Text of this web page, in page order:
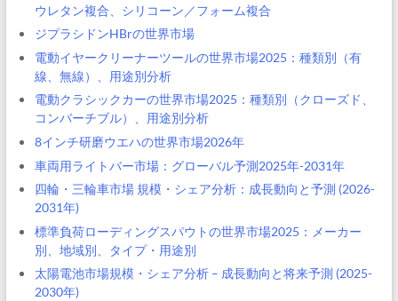
ウレタン複合、シリコーン／フォーム複合
ジプラシドンHBrの世界市場
電動イヤークリーナーツールの世界市場2025：種類別（有
線、無線）、用途別分析
電動クラシックカーの世界市場2025：種類別（クローズド、
コンバーチブル）、用途別分析
8インチ研磨ウエハの世界市場2026年
車両用ライトバー市場：グローバル予測2025年-2031年
四輪・三輪車市場 規模・シェア分析：成長動向と予測 (2026-
2031年)
標準負荷ローディングスパウトの世界市場2025：メーカー
別、地域別、タイプ・用途別
太陽電池市場規模・シェア分析 – 成長動向と将来予測 (2025-
2030年)